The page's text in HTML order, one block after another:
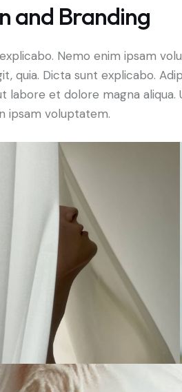
and Branding
Nemo enim ipsam
quia. Dicta sunt explicabo.
labore et dolore magna
ipsam voluptatem.